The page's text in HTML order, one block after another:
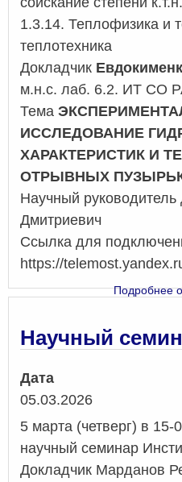
1.3.14. Теплофизика и
теплотехника
Докладчик
м.н.с. лаб. 6.2. ИТ СО
Тема
ИССЛЕДОВАНИЕ
ХАРАКТЕРИСТИК И
ОТРЫВНЫХ
Научный
Дмитриевич
Ссылка для
https://
Подробнеео
Научный
Дата
05.03.2026
5 марта (четверг) в 15-
научный семинар
Докладчик Марданов